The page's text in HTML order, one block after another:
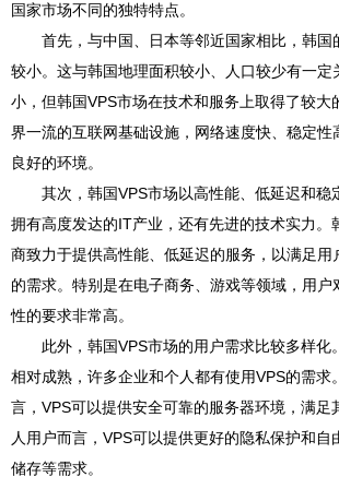
国家市场不同的独特特点。
首先，与中国、日本等邻近国家相比，韩国
较小。这与韩国地理面积较小、人口较少有一定
小，但韩国VPS市场在技术和服务上取得了较大
界一流的互联网基础设施，网络速度快、稳定性
良好的环境。
其次，韩国VPS市场以高性能、低延迟和稳
拥有高度发达的IT产业，还有先进的技术实力。
商致力于提供高性能、低延迟的服务，以满足用
的需求。特别是在电子商务、游戏等领域，用户
性的要求非常高。
此外，韩国VPS市场的用户需求比较多样化
相对成熟，许多企业和个人都有使用VPS的需求
言，VPS可以提供安全可靠的服务器环境，满足
人用户而言，VPS可以提供更好的隐私保护和自
储存等需求。